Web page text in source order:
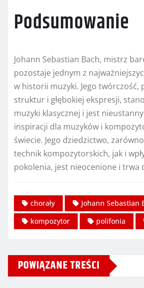
Podsumowanie
Johann Sebastian Bach, mistrz
pozostaje jednym z
w historii muzyki. Jego twórczość,
struktur i głębokiej ekspresji,
muzyki klasycznej i jest
inspiracji dla muzyków i
świecie. Jego dziedzictwo,
technik kompozytorskich, jak i
pokolenia, jest nieocenione i trwa
chorały Johann Sebastian
kompozytor
polifonia
POWIĄZANE TREŚCI